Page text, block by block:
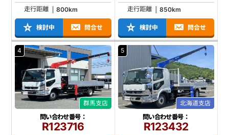
走行距離
800km
検討中 問合せ
走行距離
850km
検討中 問合せ
4
群馬支店
問い合わせ番号：
R123716
5
北海道支店
問い合わせ番号：
R123432